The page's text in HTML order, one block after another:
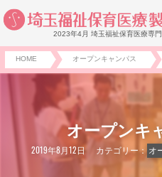
2023年4月 埼玉福祉保育医療専
HOME オープンキャンパス
オープンキ
2019年8月12日 カテゴリー： オ